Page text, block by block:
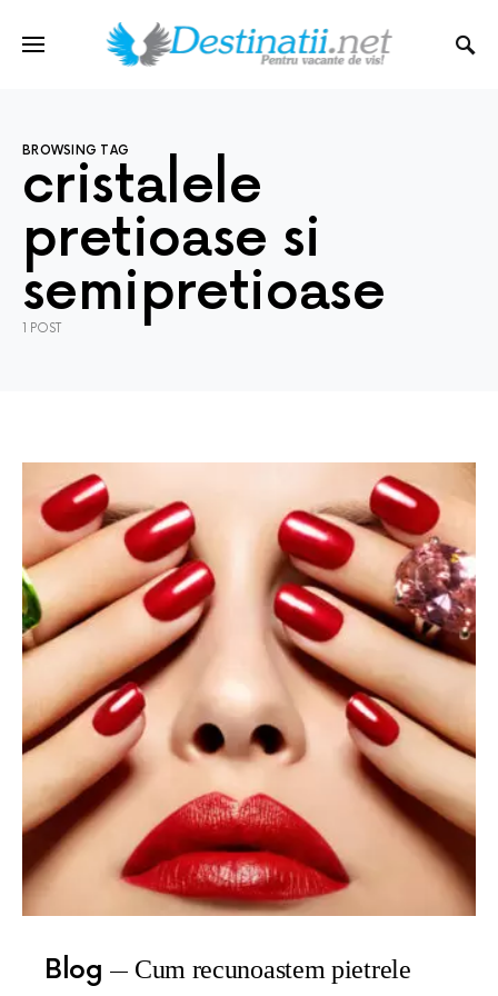
BROWSING TAG
cristalele
pretioase si
semipretioase
1 POST
Blog Cum recunoastem pietrele